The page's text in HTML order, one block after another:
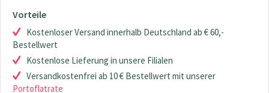
Vorteile
Kostenloser Versand innerhalb Deutschland ab € 60,-
Bestellwert
Kostenlose Lieferung in unsere Filialen
Versandkostenfrei ab 10 € Bestellwert mit unserer
Portoflatrate